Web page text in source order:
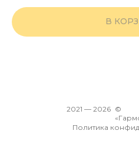
В
Политика
©
2026
2021 —